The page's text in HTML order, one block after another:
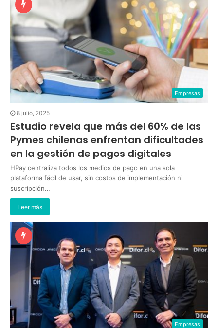
Empresas
8 julio, 2025
Estudio revela que más del 60% de las
Pymes chilenas enfrentan dificultades
en la gestión de pagos digitales
HPay centraliza todos los medios de pago en una sola
plataforma fácil de usar, sin costos de implementación ni
suscripción…
Leer más
Empresas